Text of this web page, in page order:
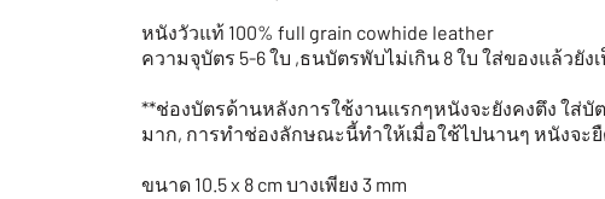
หนังวัวแท้ 100% full grain cowhide leather
ความจุบัตร 5-6 ใบ ,ธนบัตรพับไม่เกิน 8 ใบ ใส่ของแล้วยัง
**ช่องบัตรด้านหลังการใช้งานแรกๆหนังจะยังคงตึง ใ
มาก, การทำช่องลักษณะนี้ทำให้เมื่อใช้ไปนานๆ หนังจะ
ขนาด 10.5 x 8 cm บางเพียง 3 mm